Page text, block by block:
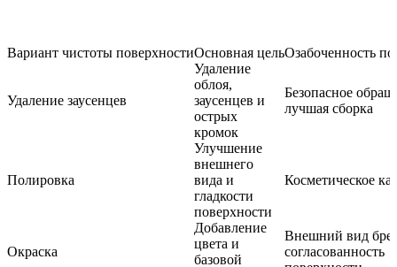
Вариант чистоты поверхностиОсновная цельОзабоченность
Удаление заусенцев
Удаление
облоя,
заусенцев и
острых
кромок
Безопасное
лучшая сборка
Полировка
Улучшение
внешнего
вида и
гладкости
поверхности
Косметическое
Окраска
Добавление
цвета и
базовой
Внешний вид
согласованность